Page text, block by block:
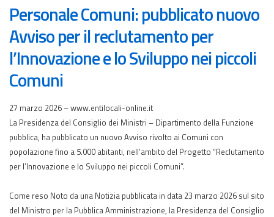
Personale Comuni: pubblicato nuovo
Avviso per il reclutamento per
l’Innovazione e lo Sviluppo nei piccoli
Comuni
27 marzo 2026 – www.entilocali-online.it
La Presidenza del Consiglio dei Ministri – Dipartimento della Funzione
pubblica, ha pubblicato un nuovo Avviso rivolto ai Comuni con
popolazione fino a 5.000 abitanti, nell’ambito del Progetto “Reclutamento
per l’Innovazione e lo Sviluppo nei piccoli Comuni”.
Come reso Noto da una Notizia pubblicata in data 23 marzo 2026 sul sito
del Ministro per la Pubblica Amministrazione, la Presidenza del Consiglio